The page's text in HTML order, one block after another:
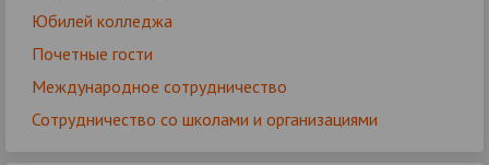
Юбилей колледжа
Почетные гости
Международное сотрудничество
Сотрудничество со школами и организациями